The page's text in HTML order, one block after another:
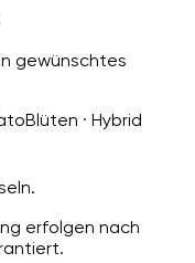
gewünschtes
Blüten · Hybrid
erfolgen nach